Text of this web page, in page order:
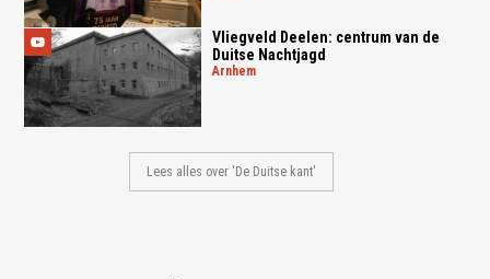
Vliegveld Deelen: centrum van de
Duitse Nachtjagd
arnhem
Lees alles over 'De Duitse kant'